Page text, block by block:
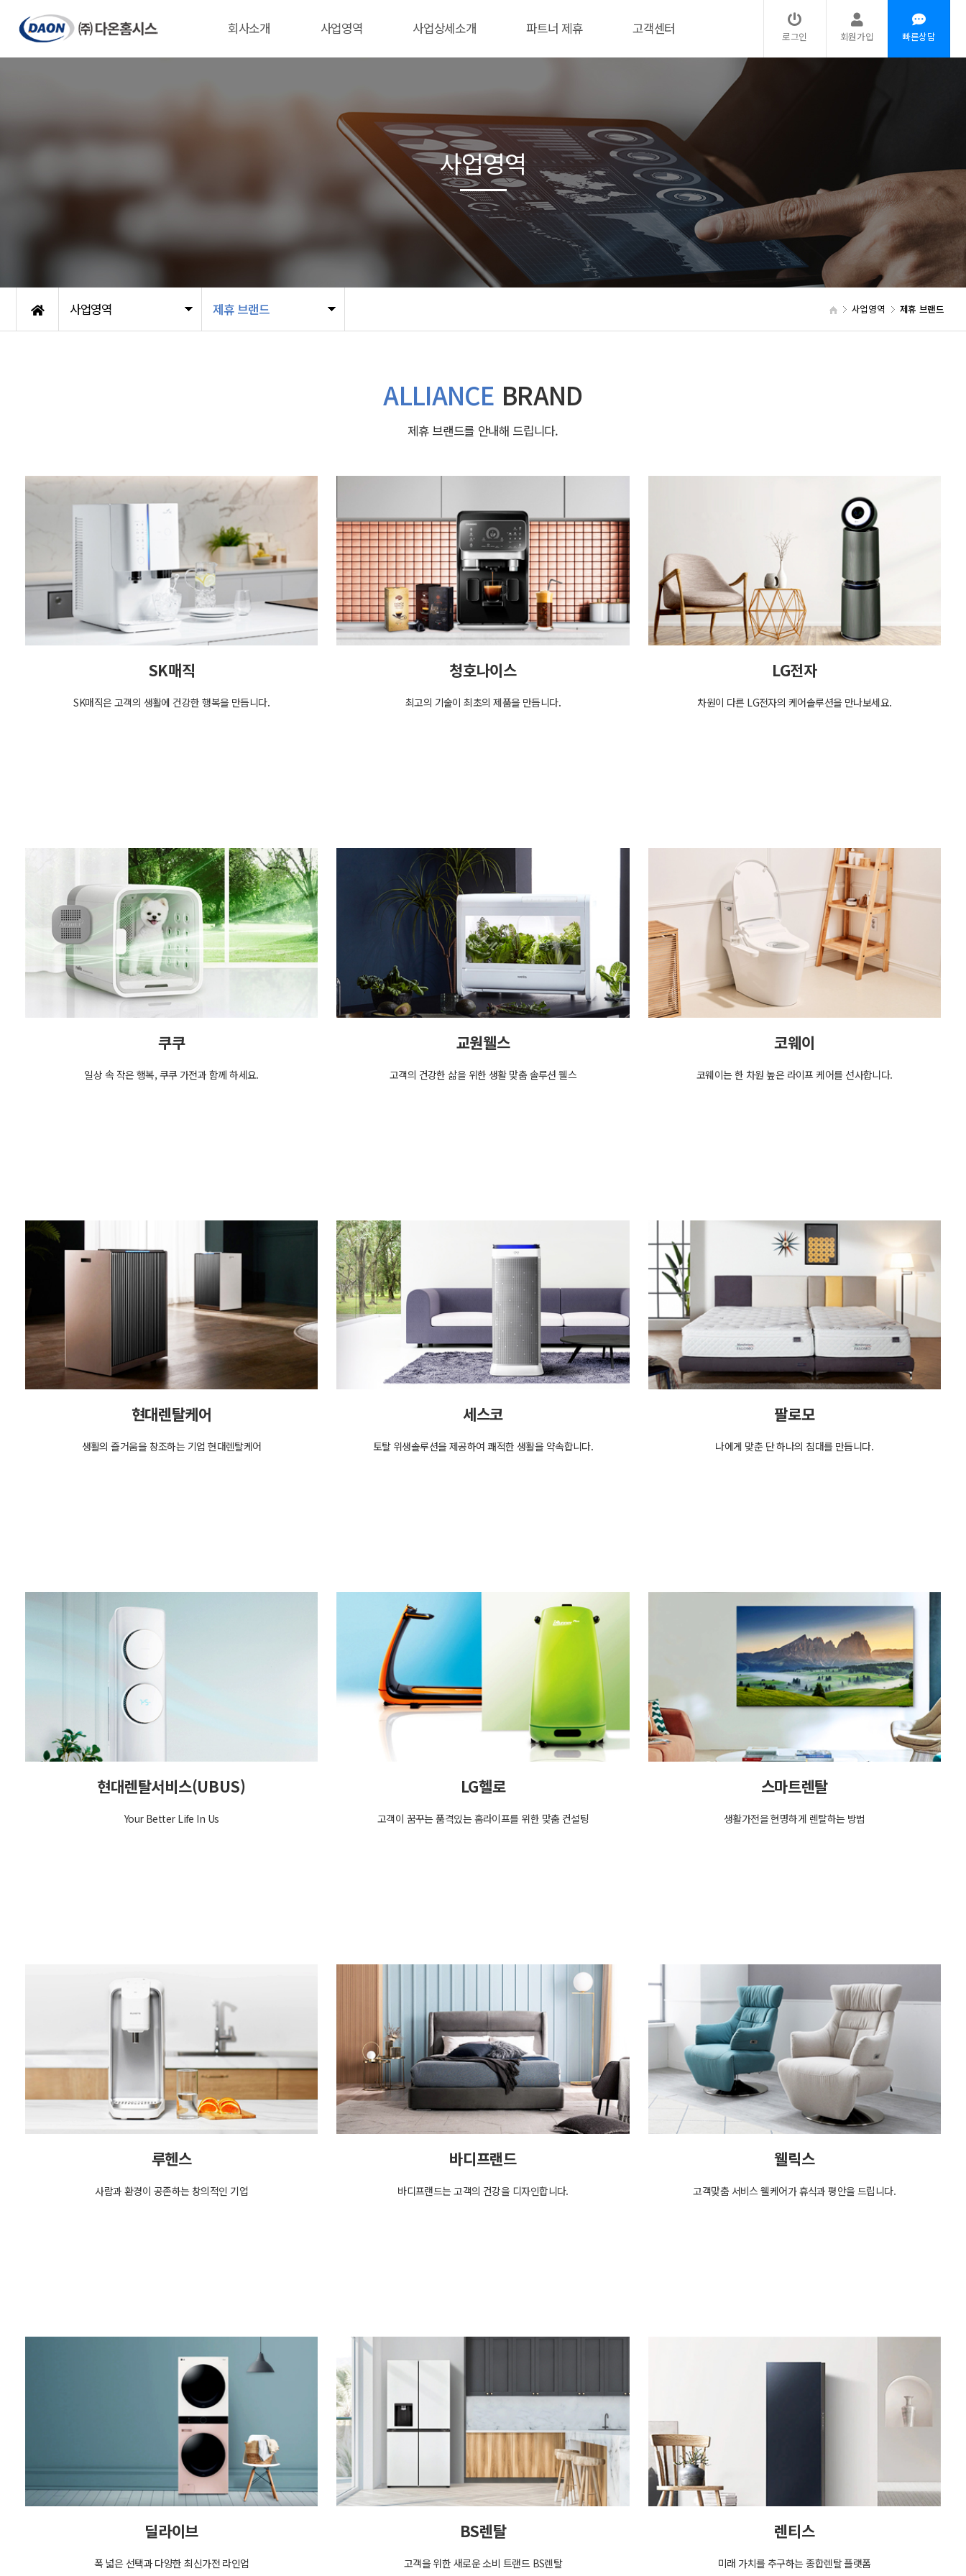
회사소개 사업영역 사업상세소개 파트너 제휴 고객센터 로그인 회원가입 빠른상담
사업영역 제휴 브랜드 사업영역 제휴 브랜드
사업영역
ALLIANCE BRAND
제휴 브랜드를 안내해 드립니다.
SK매직
SK매직은 고객의 생활에 건강한 행복을 만듭니다.
청호나이스
최고의 기술이 최초의 제품을 만듭니다.
LG전자
차원이 다른 LG전자의 케어솔루션을 만나보세요.
쿠쿠
일상 속 작은 행복, 쿠쿠 가전과 함께 하세요.
교원웰스
고객의 건강한 삶을 위한 생활 맞춤 솔루션 웰스
코웨이
코웨이는 한 차원 높은 라이프 케어를 선사합니다.
현대렌탈케어
생활의 즐거움을 창조하는 기업 현대렌탈케어
세스코
토탈 위생솔루션을 제공하여 쾌적한 생활을 약속합니다.
팔로모
나에게 맞춘 단 하나의 침대를 만듭니다.
현대렌탈서비스(UBUS)
Your Better Life In Us
LG헬로
고객이 꿈꾸는 품격있는 홈라이프를 위한 맞춤 컨설팅
스마트렌탈
생활가전을 현명하게 렌탈하는 방법
루헨스
사람과 환경이 공존하는 창의적인 기업
바디프랜드
바디프랜드는 고객의 건강을 디자인합니다.
웰릭스
고객맞춤 서비스 웰케어가 휴식과 평안을 드립니다.
딜라이브
폭 넓은 선택과 다양한 최신가전 라인업
BS렌탈
고객을 위한 새로운 소비 트랜드 BS렌탈
렌티스
미래 가치를 추구하는 종합렌탈 플랫폼